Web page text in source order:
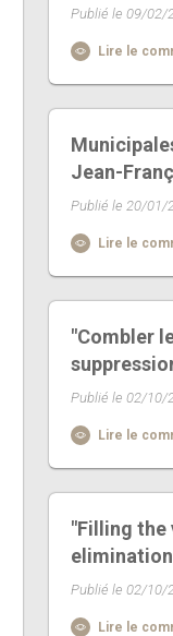
Publié le 09/02/
Lire le
Jean-
Publié le 20/01/
Lire le
"Combler
Publié le 02/10/
Lire le
"Filling the
Publié le 02/10/
Lire le